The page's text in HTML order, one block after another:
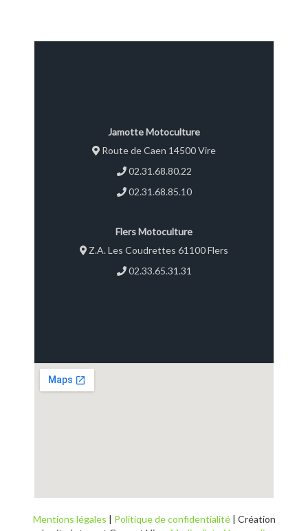
Jamotte Motoculture
Route de Caen 14500 Vire
02.31.68.80.22
02.31.68.85.10
Flers Motoculture
Z.A. Les Coudrettes 61100 Flers
02.33.65.31.31
Mentions légales | Politique de confidentialité| Création